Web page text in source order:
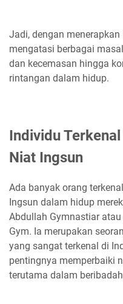
Jadi, dengan
mengatasi berbagai
dan kecemasan hingga
rintangan dalam hidup.
Individu
Niat Ingsun
Ada banyak orang
Ingsun dalam hidup
Abdullah Gymnastiar
Gym. Ia merupakan
yang sangat terkenal di
pentingnya memperbaiki
terutama dalam